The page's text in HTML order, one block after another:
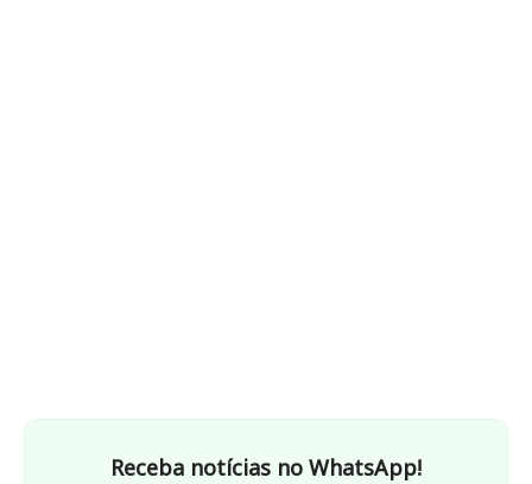
Receba notícias no WhatsApp!